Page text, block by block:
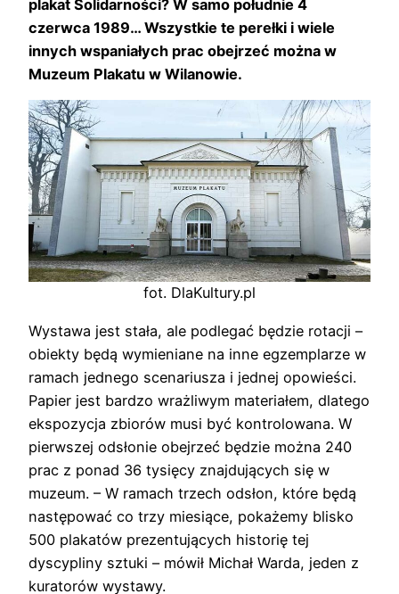
plakat Solidarności? W samo południe 4
czerwca 1989… Wszystkie te perełki i wiele
innych wspaniałych prac obejrzeć można w
Muzeum Plakatu w Wilanowie.
fot. DlaKultury.pl
Wystawa jest stała, ale podlegać będzie rotacji –
obiekty będą wymieniane na inne egzemplarze w
ramach jednego scenariusza i jednej opowieści.
Papier jest bardzo wrażliwym materiałem, dlatego
ekspozycja zbiorów musi być kontrolowana. W
pierwszej odsłonie obejrzeć będzie można 240
prac z ponad 36 tysięcy znajdujących się w
muzeum. – W ramach trzech odsłon, które będą
następować co trzy miesiące, pokażemy blisko
500 plakatów prezentujących historię tej
dyscypliny sztuki – mówił Michał Warda, jeden z
kuratorów wystawy.